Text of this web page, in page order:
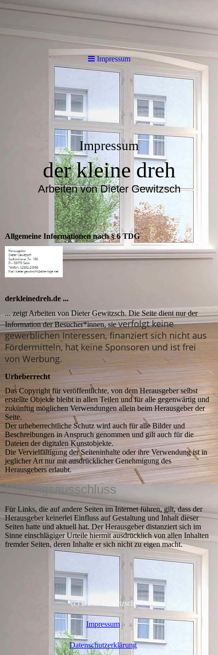
Impressum
der kleine dreh
Arbeiten von Dieter Gewitzsch
Allgemeine Informationen nach § 6 TDG
derkleinedreh.de ...
... zeigt Arbeiten von Dieter Gewitzsch. Die Seite dient nur der
Information der Besucher*innen, sieverfolgt keine
gewerblichen Interessen, finanziert sich nicht aus
Fördermitteln, hat keine Sponsoren und ist frei
von Werbung.
Urheberrecht
Das Copyright für veröffentlichte, von dem Herausgeber selbst
erstellte Objekte bleibt in allen Teilen und für alle gegenwärtig und
zukünftig möglichen Verwendungen allein beim Herausgeber der
Seite.
Der urheberrechtliche Schutz wird auch für alle Bilder und
Beschreibungen in Anspruch genommen und gilt auch für die
Dateien der digitalen Kunstobjekte.
Die Vervielfältigung der Seiteninhalte oder ihre Verwendung ist in
jeglicher Art nur mit ausdrücklicher Genehmigung des
Herausgebers erlaubt.
Haftungsausschluss
Für Links, die auf andere Seiten im Internet führen, gilt, dass der
Herausgeber keinerlei Einfluss auf Gestaltung und Inhalt dieser
Seiten hatte und aktuell hat. Der Herausgeber distanziert sich im
Sinne einschlägiger Urteile hiermit ausdrücklich von allen Inhalten
fremder Seiten, deren Inhalte er sich nicht zu eigen macht.
(c) Dieter Gewitzsch
Impressum
Datenschutzerklärung
Impressum